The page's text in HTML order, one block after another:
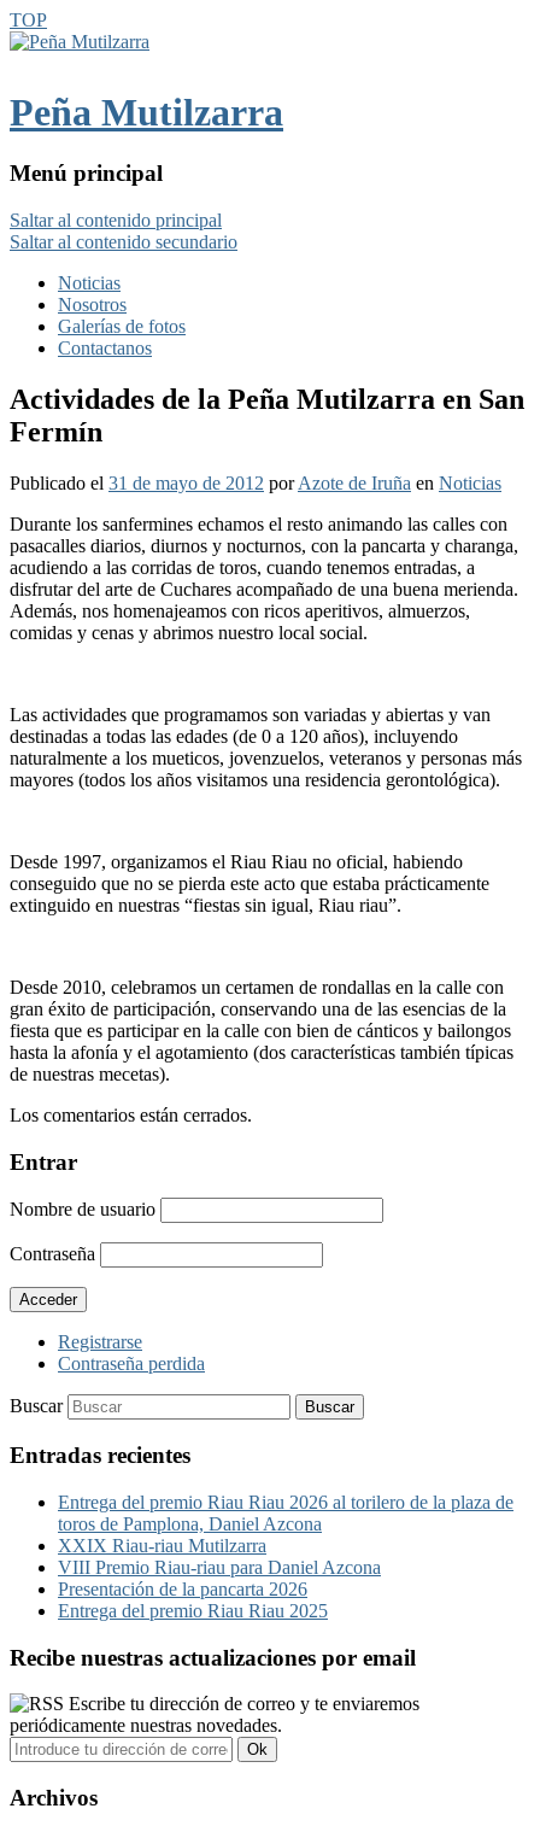
TOP
Peña Mutilzarra
Menú principal
Saltar al contenido principal
Saltar al contenido secundario
Noticias
Nosotros
Galerías de fotos
Contactanos
Actividades de la Peña Mutilzarra en San
Fermín
Publicado el 31 de mayo de 2012 porAzote de Iruña en Noticias
Durante los sanfermines echamos el resto animando las calles con
pasacalles diarios, diurnos y nocturnos, con la pancarta y charanga,
acudiendo a las corridas de toros, cuando tenemos entradas, a
disfrutar del arte de Cuchares acompañado de una buena merienda.
Además, nos homenajeamos con ricos aperitivos, almuerzos,
comidas y cenas y abrimos nuestro local social.
Las actividades que programamos son variadas y abiertas y van
destinadas a todas las edades (de 0 a 120 años), incluyendo
naturalmente a los mueticos, jovenzuelos, veteranos y personas más
mayores (todos los años visitamos una residencia gerontológica).
Desde 1997, organizamos el Riau Riau no oficial, habiendo
conseguido que no se pierda este acto que estaba prácticamente
extinguido en nuestras “fiestas sin igual, Riau riau”.
Desde 2010, celebramos un certamen de rondallas en la calle con
gran éxito de participación, conservando una de las esencias de la
fiesta que es participar en la calle con bien de cánticos y bailongos
hasta la afonía y el agotamiento (dos características también típicas
de nuestras mecetas).
Los comentarios están cerrados.
Entrar
Nombre de usuario
Contraseña
Registrarse
Contraseña perdida
Buscar
Entradas recientes
Entrega del premio Riau Riau 2026 al torilero de la plaza de
toros de Pamplona, Daniel Azcona
XXIX Riau-riau Mutilzarra
VIII Premio Riau-riau para Daniel Azcona
Presentación de la pancarta 2026
Entrega del premio Riau Riau 2025
Recibe nuestras actualizaciones por email
Escribe tu dirección de correo y te enviaremos
periódicamente nuestras novedades.
Archivos